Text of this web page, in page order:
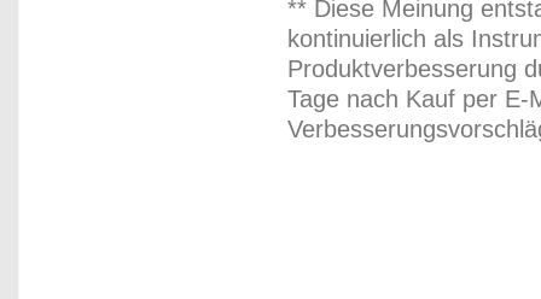
** Diese Meinung
kontinuierlich als
Produktverbesserung
Tage nach Kauf per E-